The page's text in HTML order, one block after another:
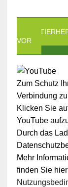
DIE
VOR
Zum Schutz
Verbindung
Klicken Sie
YouTube
Durch das
Mehr
finden Sie hier